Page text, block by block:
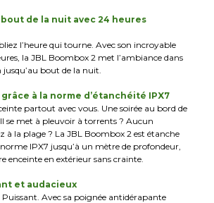
bout de la nuit avec 24 heures
l’heure qui tourne. Avec son incroyable
la JBL Boombox 2 met l’ambiance dans
jusqu’au bout de la nuit.
à la norme d’étanchéité IPX7
partout avec vous. Une soirée au bord de
se met à pleuvoir à torrents ? Aucun
à la plage ? La JBL Boombox 2 est étanche
IPX7 jusqu’à un mètre de profondeur,
enceinte en extérieur sans crainte.
et audacieux
Avec sa poignée antidérapante